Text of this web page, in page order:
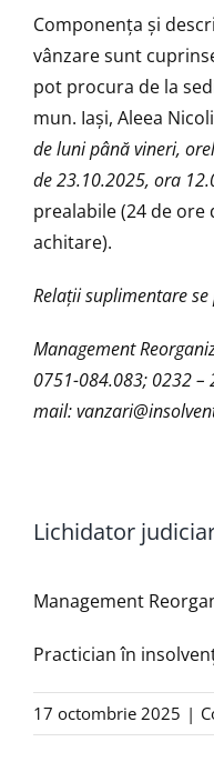
Componenţa şi
vânzare sunt
pot procura de la
mun. Iaşi, Aleea
de luni până vineri,
de 23.10.2025, ora
prealabile (24 de
achitare).
Relaţii suplimentare
Management
0751-084.083; 0232 –
mail:
Lichidator
Management
Practician în
17 octombrie 2025 |